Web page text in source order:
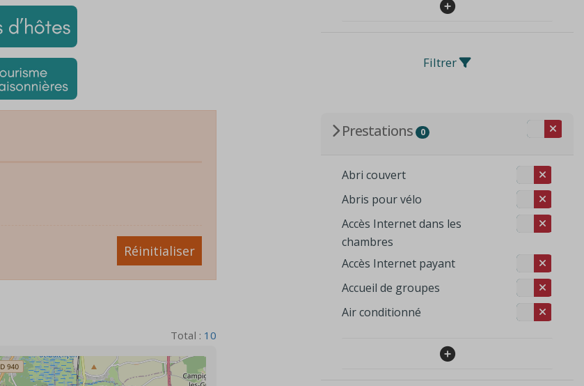
Réinitialiser
Total : 10
Filtrer
Prestations 0
Abri couvert
Abris pour vélo
Accès Internet dans les
chambres
Accès Internet payant
Accueil de groupes
Air conditionné